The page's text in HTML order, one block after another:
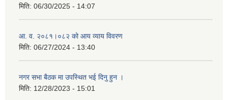
मिति: 06/30/2025 - 14:07
आ. व. २०८१।०८२ को आय व्याय विवरण
मिति: 06/27/2024 - 13:40
नगर सभा बैठक मा उपस्थित भई दिनु हुन ।
मिति: 12/28/2023 - 15:01